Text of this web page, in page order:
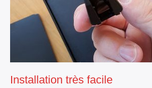
Installation très facile
Rechercher